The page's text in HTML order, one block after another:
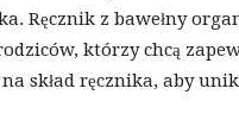
Ręcznik z bawełny
którzy chcą
skład ręcznika, aby